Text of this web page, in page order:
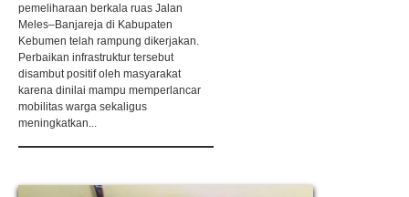
pemeliharaan berkala ruas Jalan
Meles–Banjareja di Kabupaten
Kebumen telah rampung dikerjakan.
Perbaikan infrastruktur tersebut
disambut positif oleh masyarakat
karena dinilai mampu memperlancar
mobilitas warga sekaligus
meningkatkan...